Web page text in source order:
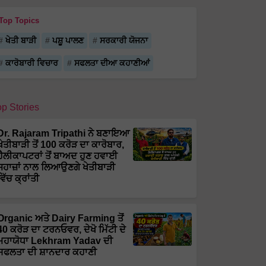
Topics
ਖੇਤੀ ਬਾੜੀ ਪਸ਼ੂ ਪਾਲਣ ਸਰਕਾਰੀ ਯੋਜਨਾ
ਕਾਰੋਬਾਰੀ ਵਿਚਾਰ ਸਫਲਤਾ ਦੀਆ ਕਹਾਣੀਆਂ
Stories
Rajaram Tripathi ਨੇ ਬਣਾਇਆ
ਤੋਂ 100 ਕਰੋੜ ਦਾ ਕਾਰੋਬਾਰ,
ਤੋਂ ਬਾਅਦ ਹੁਣ ਹਵਾਈ
ਨਾਲ ਲਿਆਉਣਗੇ ਖੇਤੀਬਾੜੀ
ਕ੍ਰਾਂਤੀ
ਅਤੇ Dairy Farming ਤੋਂ
ਕਰੋੜ ਦਾ ਟਰਨਓਵਰ, ਦੇਖੋ ਮਿੱਟੀ ਦੇ
Lekhram Yadav ਦੀ
ਦੀ ਸ਼ਾਨਦਾਰ ਕਹਾਣੀ